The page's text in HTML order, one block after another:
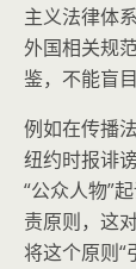
主义法律体
外国相关规
鉴，不能盲
例如在传播
纽约时报诽
“公众人物”
责原则，这
将这个原则“